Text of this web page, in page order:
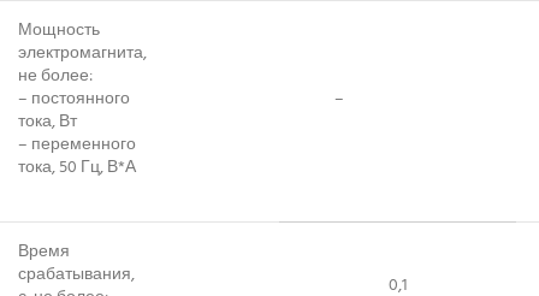
Мощность
электромагнита,
не более:
– постоянного
тока, Вт
– переменного
тока, 50 Гц, В*А
–
Время
срабатывания,
0,1